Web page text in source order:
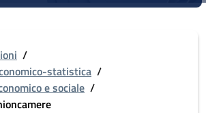
/
statistica /
e sociale /